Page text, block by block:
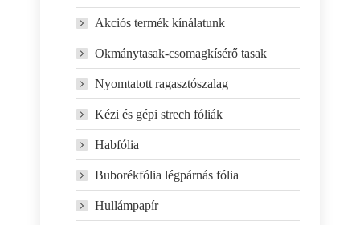
Akciós termék kínálatunk
Okmánytasak-csomagkísérő tasak
Nyomtatott ragasztószalag
Kézi és gépi strech fóliák
Habfólia
Buborékfólia légpárnás fólia
Hullámpapír